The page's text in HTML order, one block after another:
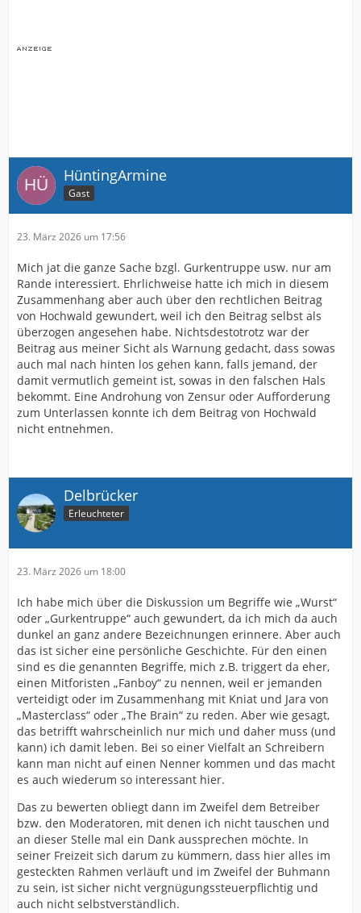
HüntingArmine
Gast
23. März 2026 um 17:56
Mich jat die ganze Sache bzgl. Gurkentruppe usw. nur am
Rande interessiert. Ehrlichweise hatte ich mich in diesem
Zusammenhang aber auch über den rechtlichen Beitrag
von Hochwald gewundert, weil ich den Beitrag selbst als
überzogen angesehen habe. Nichtsdestotrotz war der
Beitrag aus meiner Sicht als Warnung gedacht, dass sowas
auch mal nach hinten los gehen kann, falls jemand, der
damit vermutlich gemeint ist, sowas in den falschen Hals
bekommt. Eine Androhung von Zensur oder Aufforderung
zum Unterlassen konnte ich dem Beitrag von Hochwald
nicht entnehmen.
Delbrücker
Erleuchteter
23. März 2026 um 18:00
Ich habe mich über die Diskussion um Begriffe wie „Wurst“
oder „Gurkentruppe“ auch gewundert, da ich mich da auch
dunkel an ganz andere Bezeichnungen erinnere. Aber auch
das ist sicher eine persönliche Geschichte. Für den einen
sind es die genannten Begriffe, mich z.B. triggert da eher,
einen Mitforisten „Fanboy“ zu nennen, weil er jemanden
verteidigt oder im Zusammenhang mit Kniat und Jara von
„Masterclass“ oder „The Brain“ zu reden. Aber wie gesagt,
das betrifft wahrscheinlich nur mich und daher muss (und
kann) ich damit leben. Bei so einer Vielfalt an Schreibern
kann man nicht auf einen Nenner kommen und das macht
es auch wiederum so interessant hier.
Das zu bewerten obliegt dann im Zweifel dem Betreiber
bzw. den Moderatoren, mit denen ich nicht tauschen und
an dieser Stelle mal ein Dank aussprechen möchte. In
seiner Freizeit sich darum zu kümmern, dass hier alles im
gesteckten Rahmen verläuft und im Zweifel der Buhmann
zu sein, ist sicher nicht vergnügungssteuerpflichtig und
auch nicht selbstverständlich.